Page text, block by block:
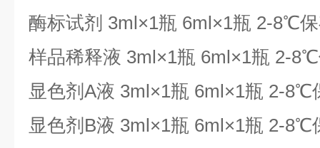
酶标试剂 3ml×1瓶 6ml×1瓶 2-8℃
样品稀释液 3ml×1瓶 6ml×1瓶 2-
显色剂A液 3ml×1瓶 6ml×1瓶 2-8℃
显色剂B液 3ml×1瓶 6ml×1瓶 2-8℃